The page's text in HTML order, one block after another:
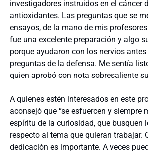
investigadores instruidos en el cáncer
antioxidantes. Las preguntas que se
ensayos, de la mano de mis
fue una excelente preparación y algo
porque ayudaron con los nervios
preguntas de la defensa. Me sentía
quien aprobó con nota sobresaliente
A quienes estén interesados en este
aconsejó que “se esfuercen y siempre
espíritu de la curiosidad, que busquen
respecto al tema que quieran trabajar.
dedicación es importante. A veces